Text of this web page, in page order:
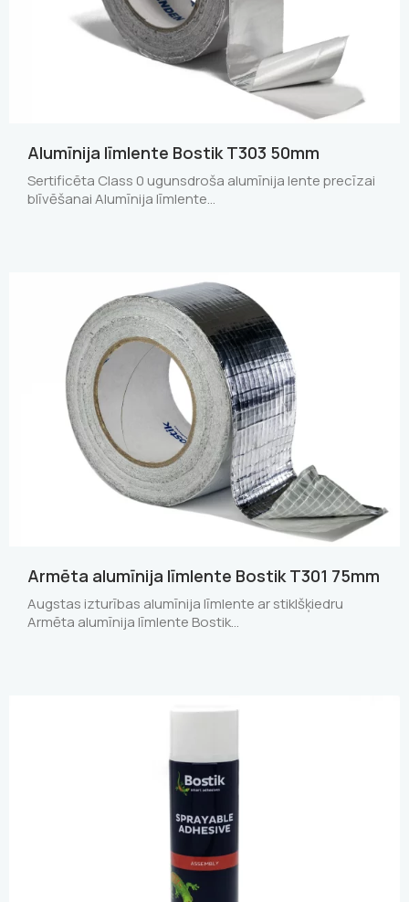
Alumīnija līmlente Bostik T303 50mm
Sertificēta Class 0 ugunsdroša alumīnija lente precīzai
blīvēšanai Alumīnija līmlente…
Armēta alumīnija līmlente Bostik T301 75mm
Augstas izturības alumīnija līmlente ar stiklšķiedru
Armēta alumīnija līmlente Bostik…